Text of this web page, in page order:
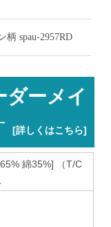
spau-2957RD
ダーメイ
[詳しくはこちら]
綿35%] （T/C